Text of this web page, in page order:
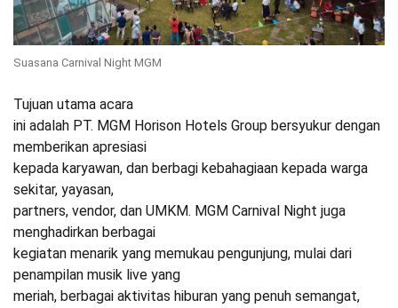
Suasana Carnival Night MGM
Tujuan utama acara
ini adalah PT. MGM Horison Hotels Group bersyukur dengan
memberikan apresiasi
kepada karyawan, dan berbagi kebahagiaan kepada warga
sekitar, yayasan,
partners, vendor, dan UMKM. MGM Carnival Night juga
menghadirkan berbagai
kegiatan menarik yang memukau pengunjung, mulai dari
penampilan musik live yang
meriah, berbagai aktivitas hiburan yang penuh semangat,